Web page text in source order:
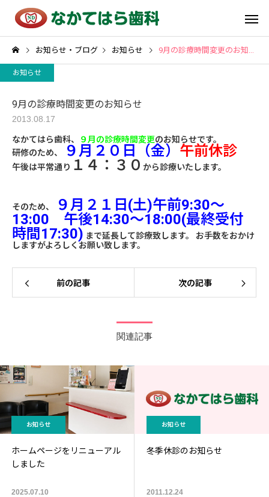
お知らせ・ブログ お知らせ 9月の診療時間変更のお知らせ
お知らせ
9月の診療時間変更のお知らせ
2013.08.17
なかてはら歯科、 ９月の診療時間変更のお知らせです。
研修のため、
９月２０日（金） 午前休診
午後は平常通り １４：３０ から診療いたします。
そのため、
９月２１日(土)午前9:30～
13:00 午後14:30～18:00(最終受付
時間17:30) まで延長して診療致します。 お手数をおかけ
しますがよろしくお願い致します。
前の記事 次の記事
関連記事
お知らせ
ホームページをリニューアル
しました
2025.07.10
お知らせ
冬季休診のお知らせ
2011.12.24